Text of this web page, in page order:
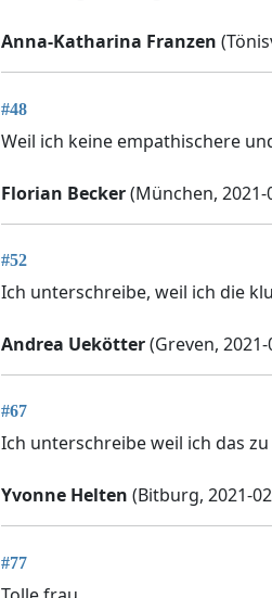
Anna-Katharina Franzen
#48
Weil ich keine empathischere
Florian Becker(München, 2021-
#52
Ich unterschreibe, weil ich die
Andrea Uekötter(Greven, 2021-
#67
Ich unterschreibe weil ich das
Yvonne Helten (Bitburg, 2021-
#77